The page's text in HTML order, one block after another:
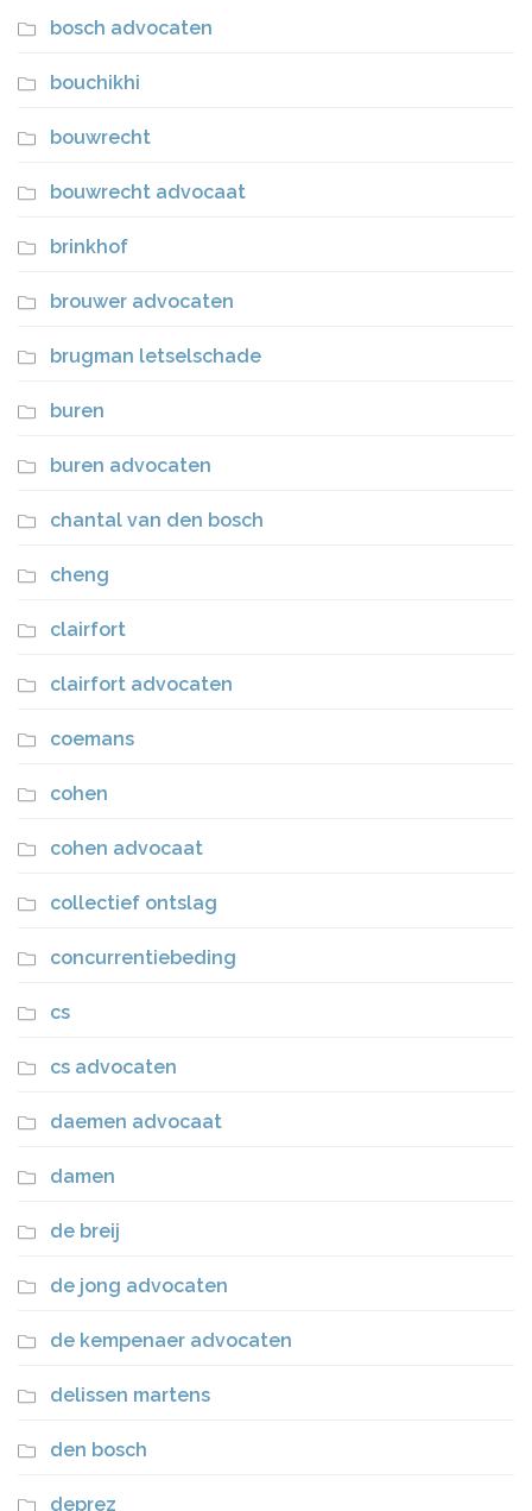
bosch advocaten
bouchikhi
bouwrecht
bouwrecht advocaat
brinkhof
brouwer advocaten
brugman letselschade
buren
buren advocaten
chantal van den bosch
cheng
clairfort
clairfort advocaten
coemans
cohen
cohen advocaat
collectief ontslag
concurrentiebeding
cs
cs advocaten
daemen advocaat
damen
de breij
de jong advocaten
de kempenaer advocaten
delissen martens
den bosch
deprez